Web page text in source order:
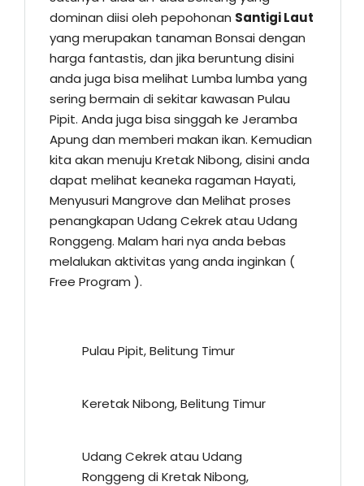
dominan diisi oleh pepohonan Santigi Laut
yang merupakan tanaman Bonsai dengan
harga fantastis, dan jika beruntung disini
anda juga bisa melihat Lumba lumba yang
sering bermain di sekitar kawasan Pulau
Pipit. Anda juga bisa singgah ke Jeramba
Apung dan memberi makan ikan. Kemudian
kita akan menuju Kretak Nibong, disini anda
dapat melihat keaneka ragaman Hayati,
Menyusuri Mangrove dan Melihat proses
penangkapan Udang Cekrek atau Udang
Ronggeng. Malam hari nya anda bebas
melalukan aktivitas yang anda inginkan (
Free Program ).
Pulau Pipit, Belitung Timur
Keretak Nibong, Belitung Timur
Udang Cekrek atau Udang
Ronggeng di Kretak Nibong,